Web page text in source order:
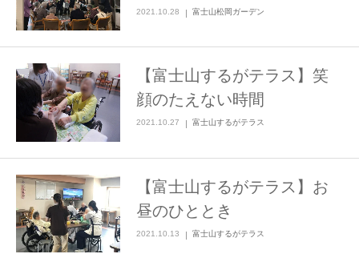
2021.10.28 富士山松岡ガーデン
【富士山するがテラス】笑
顔のたえない時間
2021.10.27 富士山するがテラス
【富士山するがテラス】お
昼のひととき
2021.10.13 富士山するがテラス